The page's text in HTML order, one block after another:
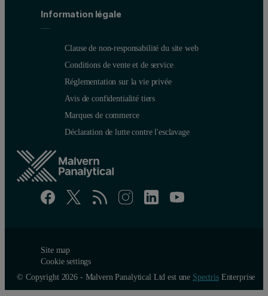
Information légale
Clause de non-responsabilité du site web
Conditions de vente et de service
Réglementation sur la vie privée
Avis de confidentialité tiers
Marques de commerce
Déclaration de lutte contre l'esclavage
Site map
Cookie settings
© Copyright 2026 - Malvern Panalytical Ltd est une SpectrisEnterprise